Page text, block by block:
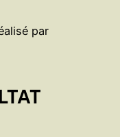
par